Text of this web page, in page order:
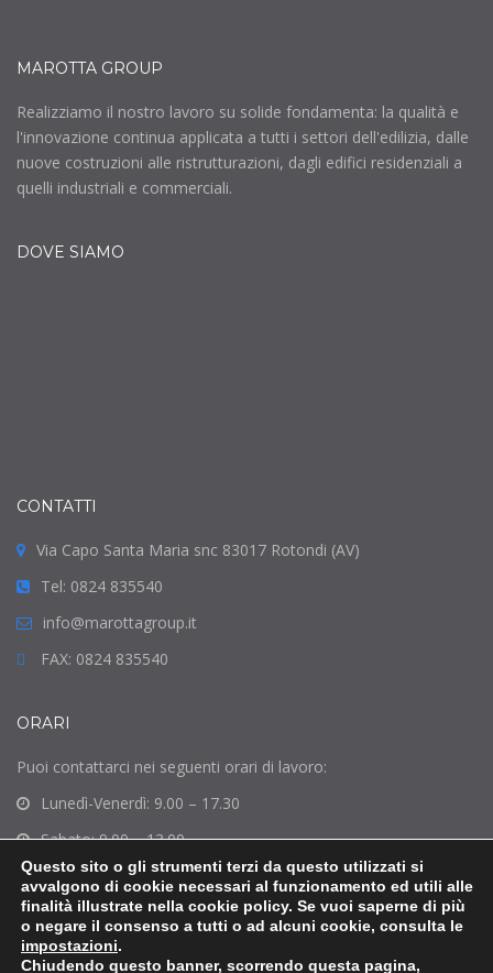
MAROTTA GROUP
Realizziamo il nostro lavoro su solide fondamenta: la qualità e
l'innovazione continua applicata a tutti i settori dell'edilizia, dalle
nuove costruzioni alle ristrutturazioni, dagli edifici residenziali a
quelli industriali e commerciali.
DOVE SIAMO
CONTATTI
Via Capo Santa Maria snc 83017 Rotondi (AV)
Tel: 0824 835540
info@marottagroup.it
FAX: 0824 835540
ORARI
Puoi contattarci nei seguenti orari di lavoro:
Lunedì-Venerdì: 9.00 – 17.30
Sabato: 9.00 – 13.00
Domenica: Chiuso
Questo sito o gli strumenti terzi da questo utilizzati si
avvalgono di cookie necessari al funzionamento ed utili alle
finalità illustrate nella cookie policy. Se vuoi saperne di più
o negare il consenso a tutti o ad alcuni cookie, consulta le
impostazioni.
Chiudendo questo banner, scorrendo questa pagina,